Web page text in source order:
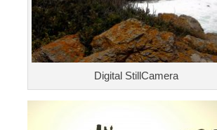
Digital StillCamera